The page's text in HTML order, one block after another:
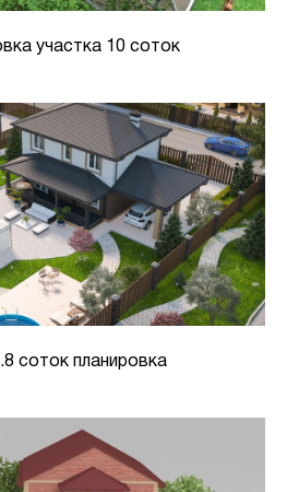
участка 10 соток
соток планировка